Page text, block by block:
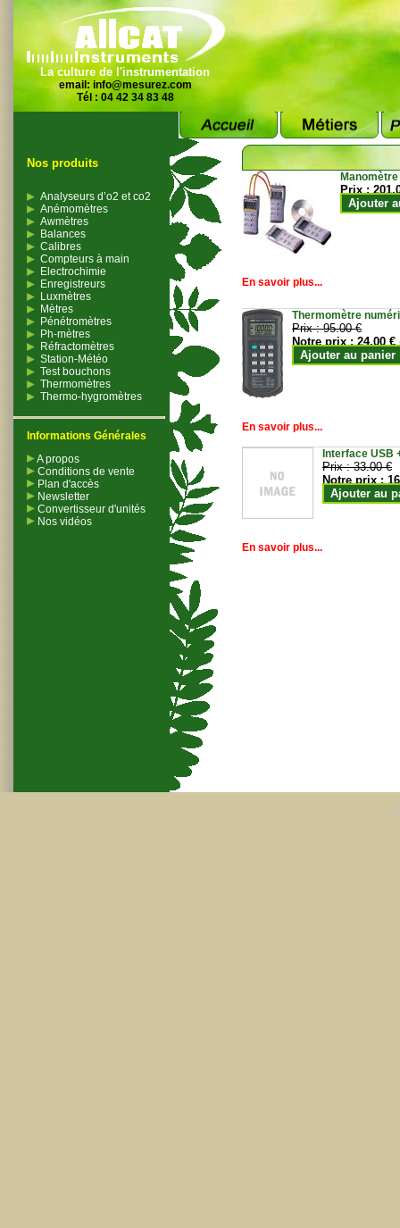
La culture de l'instrumentation
email: info@mesurez.com
Tél : 04 42 34 83 48
Nos produits
Analyseurs d’o2 et co2
Anémomètres
Awmètres
Balances
Calibres
Compteurs à main
Electrochimie
Enregistreurs
Luxmètres
Mètres
Pénétromètres
Ph-mètres
Réfractomètres
Station-Météo
Test bouchons
Thermomètres
Thermo-hygromètres
Informations Générales
A propos
Conditions de vente
Plan d'accès
Newsletter
Convertisseur d'unités
Nos vidéos
Prix :
Ajouter
En savoir plus...
Thermomètre
Prix :95.00 €
Notre prix :24.00 €
Ajouter au panier
En savoir plus...
Interface USB
Prix :33.00 €
Notre prix :
Ajouter au
En savoir plus...